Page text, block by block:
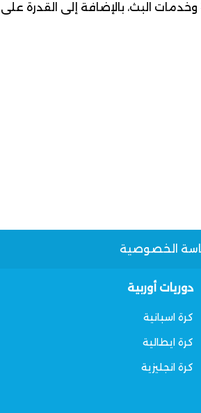
البث، بالإضافة إلى القدرة
الخصوصية
دوريات أوربية
كرة اسبانية
كرة ايطالية
كرة انجليزية